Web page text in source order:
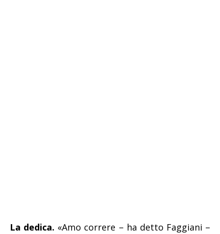
La dedica. «Amo correre – ha detto Faggiani –